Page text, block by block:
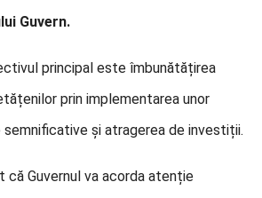
Guvern.
principal este îmbunătățirea
prin implementarea unor
și atragerea de investiții.
că Guvernul va acorda atenție